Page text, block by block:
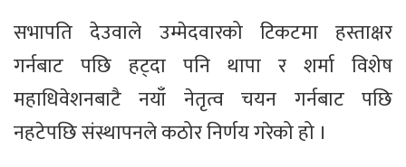
सभापति देउवाले उम्मेदवारको टिकटमा हस्ताक्षर
गर्नबाट पछि हट्दा पनि थापा र शर्मा विशेष
महाधिवेशनबाटै नयाँ नेतृत्व चयन गर्नबाट पछि
नहटेपछि संस्थापनले कठोर निर्णय गरेको हो ।